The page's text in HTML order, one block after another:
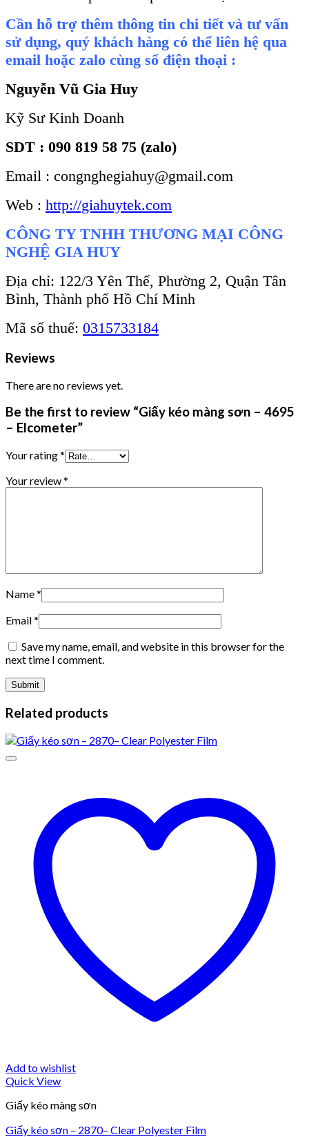
Cần hỗ trợ thêm thông tin chi tiết và tư vấn
sử dụng, quý khách hàng có thể liên hệ qua
email hoặc zalo cùng số điện thoại :
Nguyễn Vũ Gia Huy
Kỹ Sư Kinh Doanh
SDT : 090 819 58 75 (zalo)
Email : congnghegiahuy@gmail.com
Web : http://giahuytek.com
CÔNG TY TNHH THƯƠNG MẠI CÔNG
NGHỆ GIA HUY
Địa chỉ: 122/3 Yên Thế, Phường 2, Quận Tân
Bình, Thành phố Hồ Chí Minh
Mã số thuế: 0315733184
Reviews
There are no reviews yet.
Be the first to review “Giấy kéo màng sơn – 4695
– Elcometer”
Your rating*
Your review*
Name*
Email*
Save my name, email, and website in this browser for the
next time I comment.
Related products
Add to wishlist
Quick View
Giấy kéo màng sơn
Giấy kéo sơn – 2870– Clear Polyester Film